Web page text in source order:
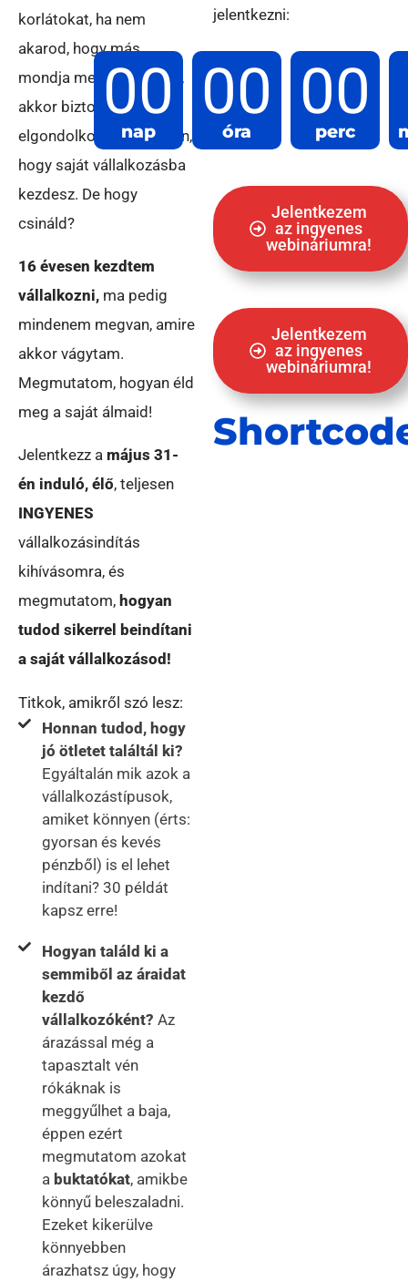
korlátokat, ha nem
akarod, hogy más
mondja meg, mit csinálj,
akkor biztosan
elgondolkodtál már azon,
hogy saját vállalkozásba
kezdesz. De hogy
csináld?
16 évesen kezdtem
vállalkozni, ma pedig
mindenem megvan, amire
akkor vágytam.
Megmutatom, hogyan éld
meg a saját álmaid!
Jelentkezz a május 31-
én induló, élő, teljesen
INGYENES
vállalkozásindítás
kihívásomra, és
megmutatom, hogyan
tudod sikerrel beindítani
a saját vállalkozásod!
Titkok, amikről szó lesz:
Honnan tudod, hogy
jó ötletet találtál ki?
Egyáltalán mik azok a
vállalkozástípusok,
amiket könnyen (érts:
gyorsan és kevés
pénzből) is el lehet
indítani? 30 példát
kapsz erre!
Hogyan találd ki a
semmiből az áraidat
kezdő
vállalkozóként? Az
árazással még a
tapasztalt vén
rókáknak is
meggyűlhet a baja,
éppen ezért
megmutatom azokat
a buktatókat, amikbe
könnyű beleszaladni.
Ezeket kikerülve
könnyebben
árazhatsz úgy, hogy
jelentkezni:
00
nap
00
óra
00
perc
Jelentkezem
az ingyenes
webináriumra!
Jelentkezem
az ingyenes
webináriumra!